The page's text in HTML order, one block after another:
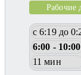
Рабочие
с 6:19 до
6:00 - 10:00
11 мин